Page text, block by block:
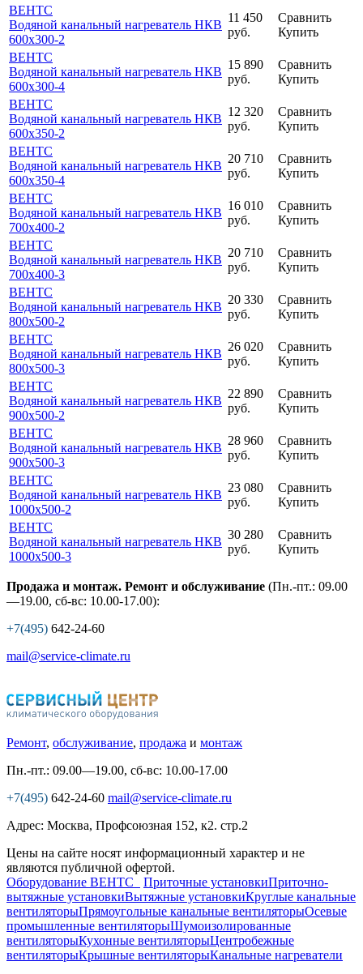
ВЕНТС
Водяной канальный нагреватель НКВ
600x300-2
11 450
руб.
Сравнить
Купить
ВЕНТС
Водяной канальный нагреватель НКВ
600x300-4
15 890
руб.
Сравнить
Купить
ВЕНТС
Водяной канальный нагреватель НКВ
600x350-2
12 320
руб.
Сравнить
Купить
ВЕНТС
Водяной канальный нагреватель НКВ
600x350-4
20 710
руб.
Сравнить
Купить
ВЕНТС
Водяной канальный нагреватель НКВ
700x400-2
16 010
руб.
Сравнить
Купить
ВЕНТС
Водяной канальный нагреватель НКВ
700x400-3
20 710
руб.
Сравнить
Купить
ВЕНТС
Водяной канальный нагреватель НКВ
800x500-2
20 330
руб.
Сравнить
Купить
ВЕНТС
Водяной канальный нагреватель НКВ
800x500-3
26 020
руб.
Сравнить
Купить
ВЕНТС
Водяной канальный нагреватель НКВ
900x500-2
22 890
руб.
Сравнить
Купить
ВЕНТС
Водяной канальный нагреватель НКВ
900x500-3
28 960
руб.
Сравнить
Купить
ВЕНТС
Водяной канальный нагреватель НКВ
1000x500-2
23 080
руб.
Сравнить
Купить
ВЕНТС
Водяной канальный нагреватель НКВ
1000x500-3
30 280
руб.
Сравнить
Купить
Продажа и монтаж. Ремонт и обслуживание (Пн.-пт.: 09.00
—19.00, сб-вс: 10.00-17.00):
+7(495) 642-24-60
mail@service-climate.ru
Ремонт, обслуживание, продажа и монтаж
Пн.-пт.: 09.00—19.00, сб-вс: 10.00-17.00
+7(495) 642-24-60 mail@service-climate.ru
Адрес: Москва, Профсоюзная 152, к2. стр.2
Цены на сайте носят информационный характер и не
являются публичной офертой.
Оборудование ВЕНТС
Приточные установкиПриточно-
вытяжные установкиВытяжные установкиКруглые канальные
вентиляторыПрямоугольные канальные вентиляторыОсевые
промышленные вентиляторыШумоизолированные
вентиляторыКухонные вентиляторыЦентробежные
вентиляторыКрышные вентиляторыКанальные нагреватели